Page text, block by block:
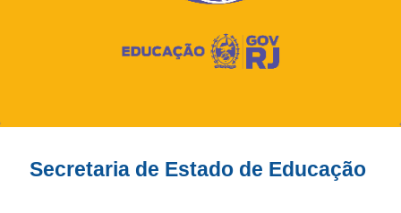
Secretaria de Estado de Educação